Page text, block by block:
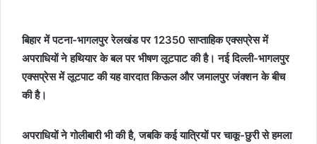
बिहार में पटना-भागलपुर रेलखंड पर 12350 साप्ताहिक एक्सप्रेस में
अपराधियों ने हथियार के बल पर भीषण लूटपाट की है। नई दिल्ली-भागलपुर
एक्सप्रेस में लूटपाट की यह वारदात किऊल और जमालपुर जंक्शन के बीच
की है।
अपराधियों ने गोलीबारी भी की है, जबकि कई यात्रियों पर चाकू-छुरी से हमला